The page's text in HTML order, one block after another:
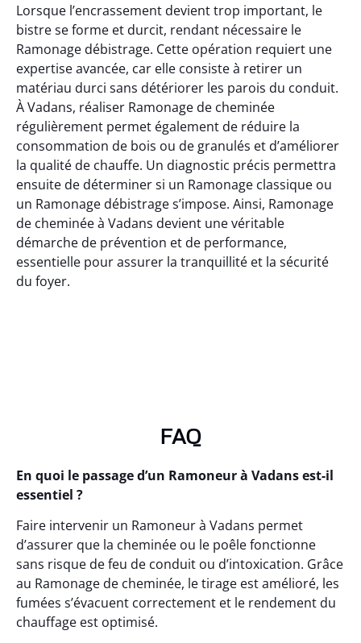
Lorsque l’encrassement devient trop important, le
bistre se forme et durcit, rendant nécessaire le
Ramonage débistrage. Cette opération requiert une
expertise avancée, car elle consiste à retirer un
matériau durci sans détériorer les parois du conduit.
À Vadans, réaliser Ramonage de cheminée
régulièrement permet également de réduire la
consommation de bois ou de granulés et d’améliorer
la qualité de chauffe. Un diagnostic précis permettra
ensuite de déterminer si un Ramonage classique ou
un Ramonage débistrage s’impose. Ainsi, Ramonage
de cheminée à Vadans devient une véritable
démarche de prévention et de performance,
essentielle pour assurer la tranquillité et la sécurité
du foyer.
FAQ
En quoi le passage d’un Ramoneur à Vadans est-il
essentiel ?
Faire intervenir un Ramoneur à Vadans permet
d’assurer que la cheminée ou le poêle fonctionne
sans risque de feu de conduit ou d’intoxication. Grâce
au Ramonage de cheminée, le tirage est amélioré, les
fumées s’évacuent correctement et le rendement du
chauffage est optimisé.